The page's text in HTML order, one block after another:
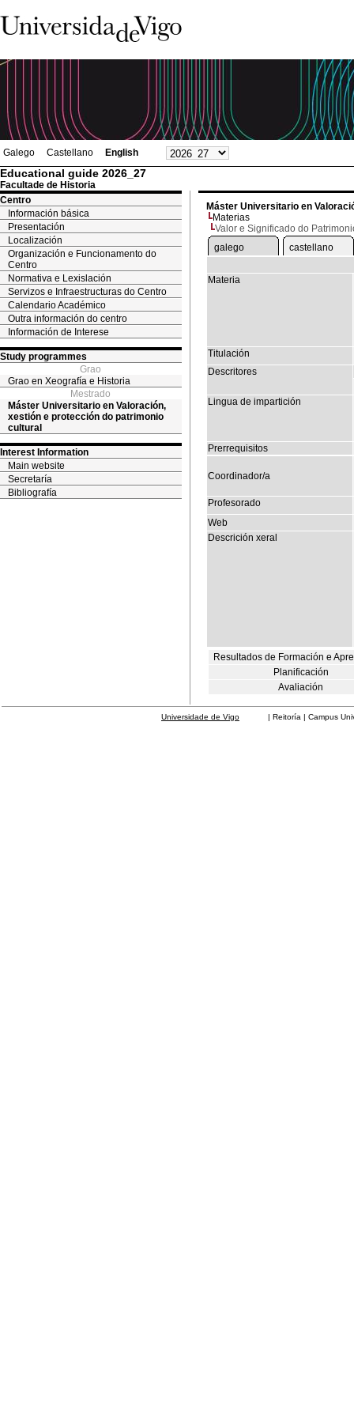
Galego Castellano English
Educational guide 2026_27
Facultade de Historia
Centro
Información básica
Presentación
Localización
Organización e Funcionamento do
Centro
Normativa e Lexislación
Servizos e Infraestructuras do Centro
Calendario Académico
Outra información do centro
Información de Interese
Study programmes
Grao
Grao en Xeografía e Historia
Mestrado
Máster Universitario en Valoración,
xestión e protección do patrimonio
cultural
Interest Information
Main website
Secretaría
Bibliografía
Máster Universitario en
Materias
Valor e Significado do
galego
castellano
Materia
Titulación
Descritores
Lingua de impartición
Prerrequisitos
Coordinador/a
Profesorado
Web
Descrición xeral
Resultados de Formación e
Planificación
Avaliación
Universidade de Vigo | Reitoría | Campus